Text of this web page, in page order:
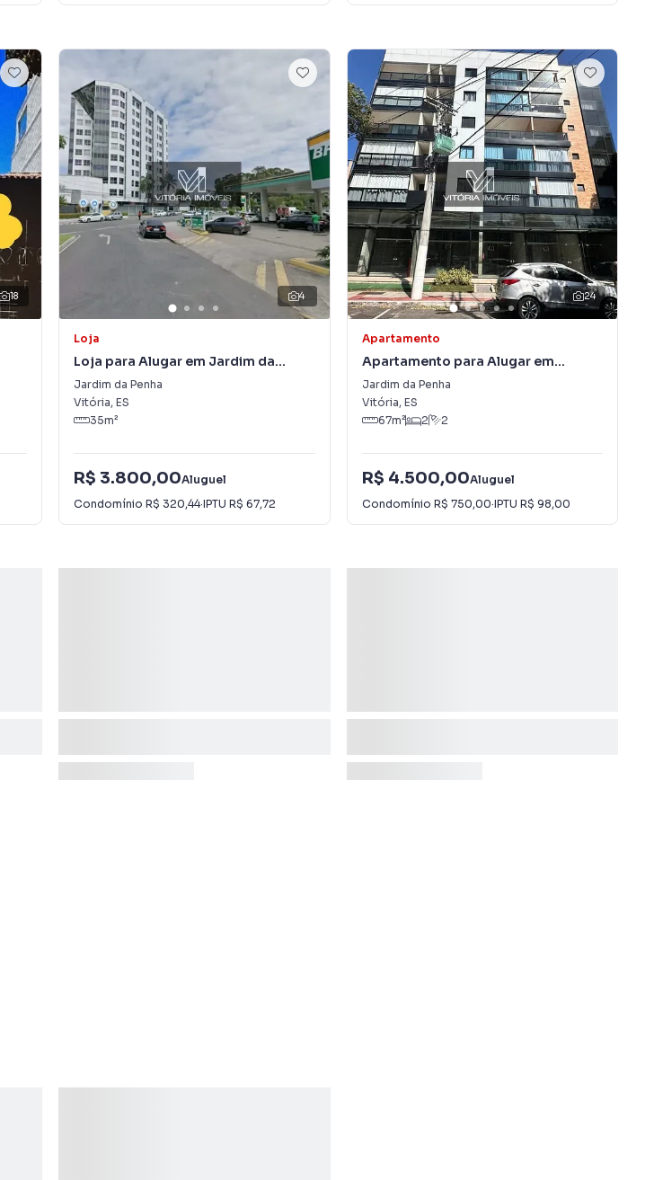
18 4
Loja
Loja para Alugar em Jardim da
Penha
Jardim da Penha
Vitória, ES
35m²
R$ 3.800,00Aluguel
Condomínio R$ 320,44·IPTU R$ 67,72
24
Apartamento
Apartamento para Alugar em
Jardim da Penha
Jardim da Penha
Vitória, ES
67m² 2 2
R$ 4.500,00Aluguel
Condomínio R$ 750,00·IPTU R$ 98,00